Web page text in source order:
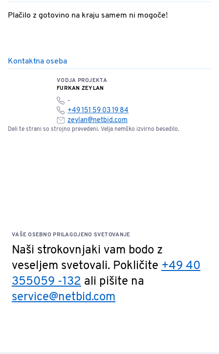
Plačilo z gotovino na kraju samem ni mogoče!
Kontaktna oseba
VODJA PROJEKTA
FURKAN ZEYLAN
-
+49 151 59 03 19 84
zeylan@netbid.com
Deli te strani so strojno prevedeni. Velja nemško izvirno besedilo.
VAŠE OSEBNO PRILAGOJENO SVETOVANJE
Naši strokovnjaki vam bodo z
veseljem svetovali. Pokličite +49 40
355059 -132 ali pišite na
service@netbid.com